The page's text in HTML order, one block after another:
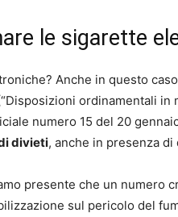
le sigarette
Anche in questo
ordinamentali
numero 15 del 20
divieti, anche in presenza
presente che un numero
sul pericolo del